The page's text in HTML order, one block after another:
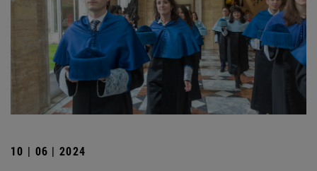
10 | 06 | 2024